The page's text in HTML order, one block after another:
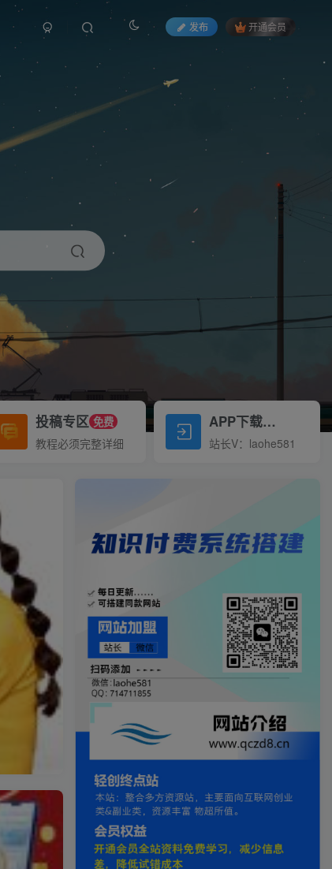
发布 开通会员
投稿专区 免费
教程必须完整详细
APP下载Down
站长V：laohe581